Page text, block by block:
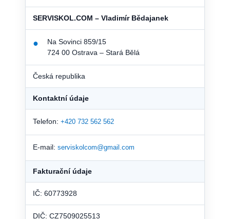
SERVISKOL.COM – Vladimír Bědajanek
●
Na Sovinci 859/15
724 00 Ostrava – Stará Bělá
Česká republika
Kontaktní údaje
Telefon: +420 732 562 562
E-mail: serviskolcom@gmail.com
Fakturační údaje
IČ: 60773928
DIČ: CZ7509025513